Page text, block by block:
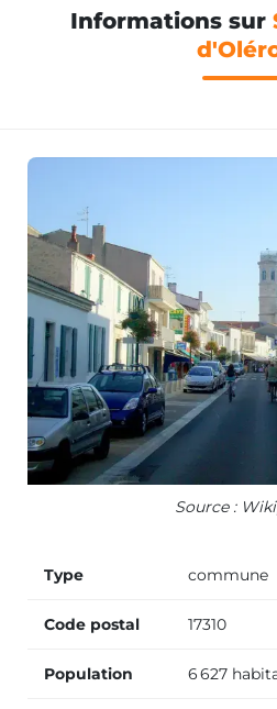
Informations sur
Source :
Type commune
Code postal 17310
Population 6 627